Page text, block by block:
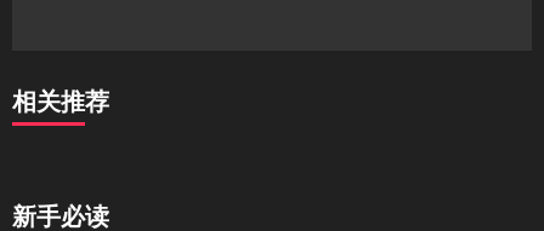
相关推荐
新手必读